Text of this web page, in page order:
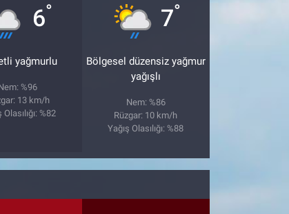
6°
yağmurlu
%96
13 km/h
Olasılığı: %82
7°
Bölgesel düzensiz yağmur
yağışlı
Nem: %86
Rüzgar: 10 km/h
Yağış Olasılığı: %88